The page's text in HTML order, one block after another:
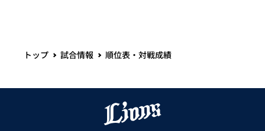
トップ 試合情報 順位表・対戦成績